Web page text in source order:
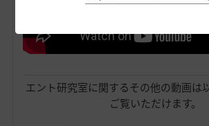
エント研究室に関するその他の動画は
ご覧いただけます。